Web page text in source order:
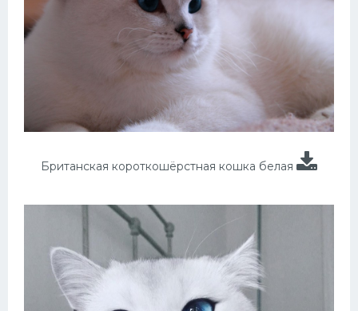
Британская короткошёрстная кошка белая